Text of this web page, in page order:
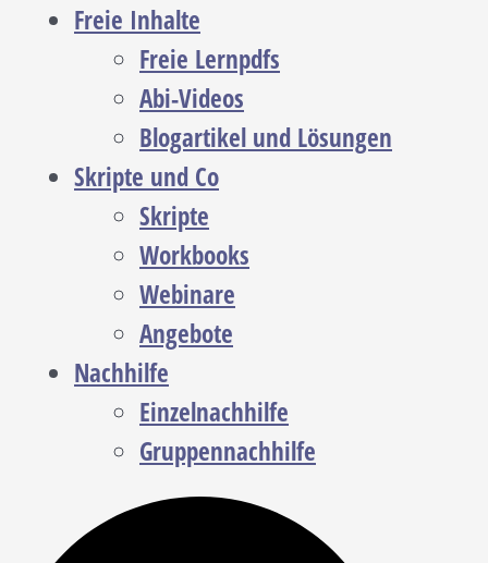
Freie Inhalte
Freie Lernpdfs
Abi-Videos
Blogartikel und Lösungen
Skripte und Co
Skripte
Workbooks
Webinare
Angebote
Nachhilfe
Einzelnachhilfe
Gruppennachhilfe